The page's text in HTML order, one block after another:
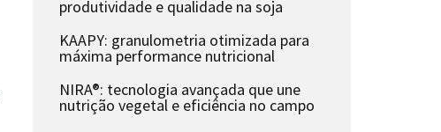
produtividade e qualidade na soja
KAAPY: granulometria otimizada para
máxima performance nutricional
NIRA®: tecnologia avançada que une
nutrição vegetal e eficiência no campo